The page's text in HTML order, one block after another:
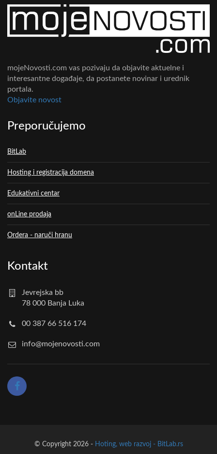
mojeNovosti.com vas pozivaju da objavite aktuelne i
interesantne događaje, da postanete novinar i urednik
portala.
Objavite novost
Preporučujemo
BitLab
Hosting i registracija domena
Edukativni centar
onLine prodaja
Ordera - naruči hranu
Kontakt
Jevrejska bb
78 000 Banja Luka
00 387 66 516 174
info@mojenovosti.com
© Copyright 2026 - Hoting, web razvoj - BitLab.rs